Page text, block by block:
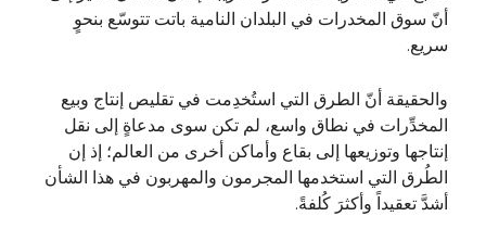
أنّ سوق المخدرات في البلدان النامية باتت تتوسّع بنحوٍ
سريع.
والحقيقة أنّ الطرق التي استُخدِمت في تقليص إنتاج وبيع
المخدِّرات في نطاق واسع، لم تكن سوى مدعاةٍ إلى نقل
إنتاجها وتوزيعها إلى بقاع وأماكن أخرى من العالم؛ إذ إن
الطُرق التي استخدمها المجرمون والمهربون في هذا الشأن
أشدَّ تعقيداً وأكثرَ كُلفةً.